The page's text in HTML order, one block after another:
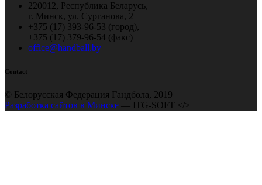
220012, Республика Беларусь,
г. Минск, ул. Сурганова, 2
+375 (17) 393-96-53 (город),
+375 (17) 379-96-54 (факс)
office@handball.by
Contact
© Белорусская Федерация Гандбола, 2019
Разработка сайтов в Минске — ITG-SOFT </>